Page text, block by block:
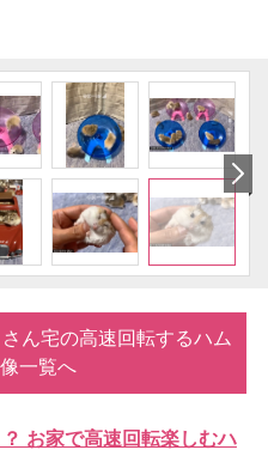
ん宅の高速回転するハム
一覧へ
お家で高速回転楽しむハ